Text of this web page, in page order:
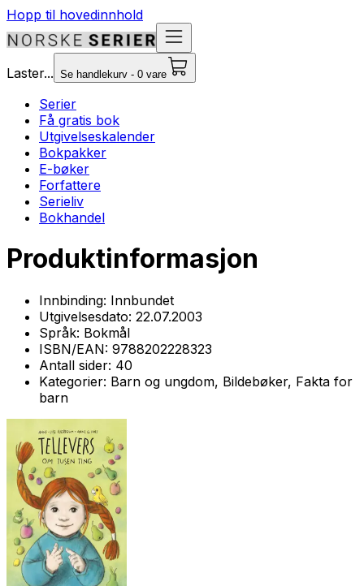
Hopp til hovedinnhold
Laster... Se handlekurv - 0 vare
Serier
Få gratis bok
Utgivelseskalender
Bokpakker
E-bøker
Forfattere
Serieliv
Bokhandel
Produktinformasjon
Innbinding: Innbundet
Utgivelsesdato: 22.07.2003
Språk: Bokmål
ISBN/EAN: 9788202228323
Antall sider: 40
Kategorier: Barn og ungdom, Bildebøker, Fakta for
barn